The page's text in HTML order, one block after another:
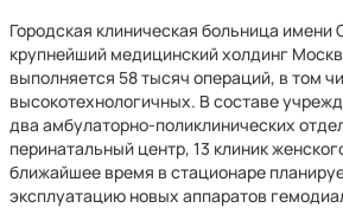
Городская клиническая больница
крупнейший медицинский холдинг
выполняется 58 тысяч операций, в том
высокотехнологичных. В составе
два амбулаторно-поликлинических
перинатальный центр, 13 клиник
ближайшее время в стационаре
эксплуатацию новых аппаратов